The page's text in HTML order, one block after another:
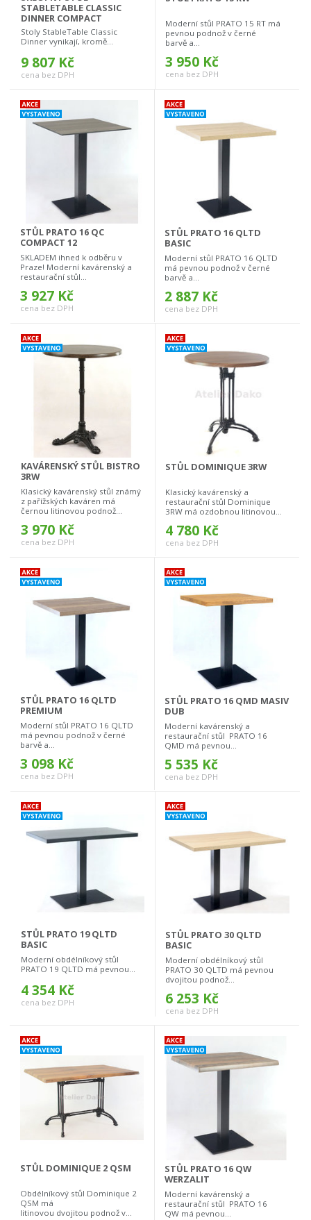
STABLETABLE CLASSIC
DINNER COMPACT
Stoly StableTable Classic
Dinner vynikají, kromě...
9 807 Kč
cena bez DPH
Moderní stůl PRATO 15 RT má
pevnou podnož v černé
barvě a...
3 950 Kč
cena bez DPH
STŮL PRATO 16 QC
COMPACT 12
SKLADEM ihned k odběru v
Praze! Moderní kavárenský a
restaurační stůl...
3 927 Kč
cena bez DPH
STŮL PRATO 16 QLTD
BASIC
Moderní stůl PRATO 16 QLTD
má pevnou podnož v černé
barvě a...
2 887 Kč
cena bez DPH
KAVÁRENSKÝ STŮL BISTRO
3RW
Klasický kavárenský stůl známý
z pařížských kaváren má
černou litinovou podnož...
3 970 Kč
cena bez DPH
STŮL DOMINIQUE 3RW
Klasický kavárenský a
restaurační stůl Dominique
3RW má ozdobnou litinovou...
4 780 Kč
cena bez DPH
STŮL PRATO 16 QLTD
PREMIUM
Moderní stůl PRATO 16 QLTD
má pevnou podnož v černé
barvě a...
3 098 Kč
cena bez DPH
STŮL PRATO 16 QMD MASIV
DUB
Moderní kavárenský a
restaurační stůl PRATO 16
QMD má pevnou...
5 535 Kč
cena bez DPH
STŮL PRATO 19 QLTD
BASIC
Moderní obdélníkový stůl
PRATO 19 QLTD má pevnou...
4 354 Kč
cena bez DPH
STŮL PRATO 30 QLTD
BASIC
Moderní obdélníkový stůl
PRATO 30 QLTD má pevnou
dvojitou podnož...
6 253 Kč
cena bez DPH
STŮL DOMINIQUE 2 QSM
Obdélníkový stůl Dominique 2
QSM má
litinovou dvojitou podnož v...
STŮL PRATO 16 QW
WERZALIT
Moderní kavárenský a
restaurační stůl PRATO 16
QW má pevnou...